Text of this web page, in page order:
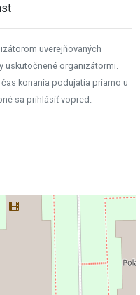
uverejňovaných
organizátormi.
konania podujatia priamo u
sa prihlásiť vopred.